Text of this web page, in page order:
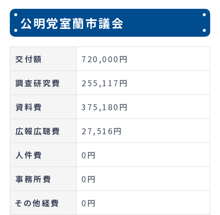
公明党室蘭市議会
交付額 720,000円
調査研究費 255,117円
資料費 375,180円
広報広聴費 27,516円
人件費 0円
事務所費 0円
その他経費 0円